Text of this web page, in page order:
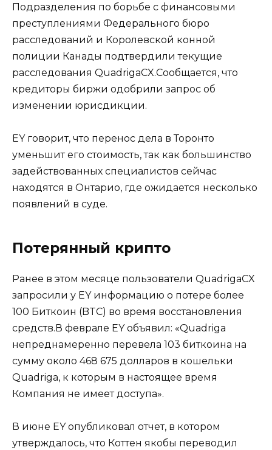
Подразделения по борьбе с финансовыми
преступлениями Федерального бюро
расследований и Королевской конной
полиции Канады подтвердили текущие
расследования QuadrigaCX.Сообщается, что
кредиторы биржи одобрили запрос об
изменении юрисдикции.
EY говорит, что перенос дела в Торонто
уменьшит его стоимость, так как большинство
задействованных специалистов сейчас
находятся в Онтарио, где ожидается несколько
появлений в суде.
Потерянный крипто
Ранее в этом месяце пользователи QuadrigaCX
запросили у EY информацию о потере более
100 Биткоин (BTC) во время восстановления
средств.В феврале EY объявил: «Quadriga
непреднамеренно перевела 103 биткоина на
сумму около 468 675 долларов в кошельки
Quadriga, к которым в настоящее время
Компания не имеет доступа».
В июне EY опубликовал отчет, в котором
утверждалось, что Коттен якобы переводил